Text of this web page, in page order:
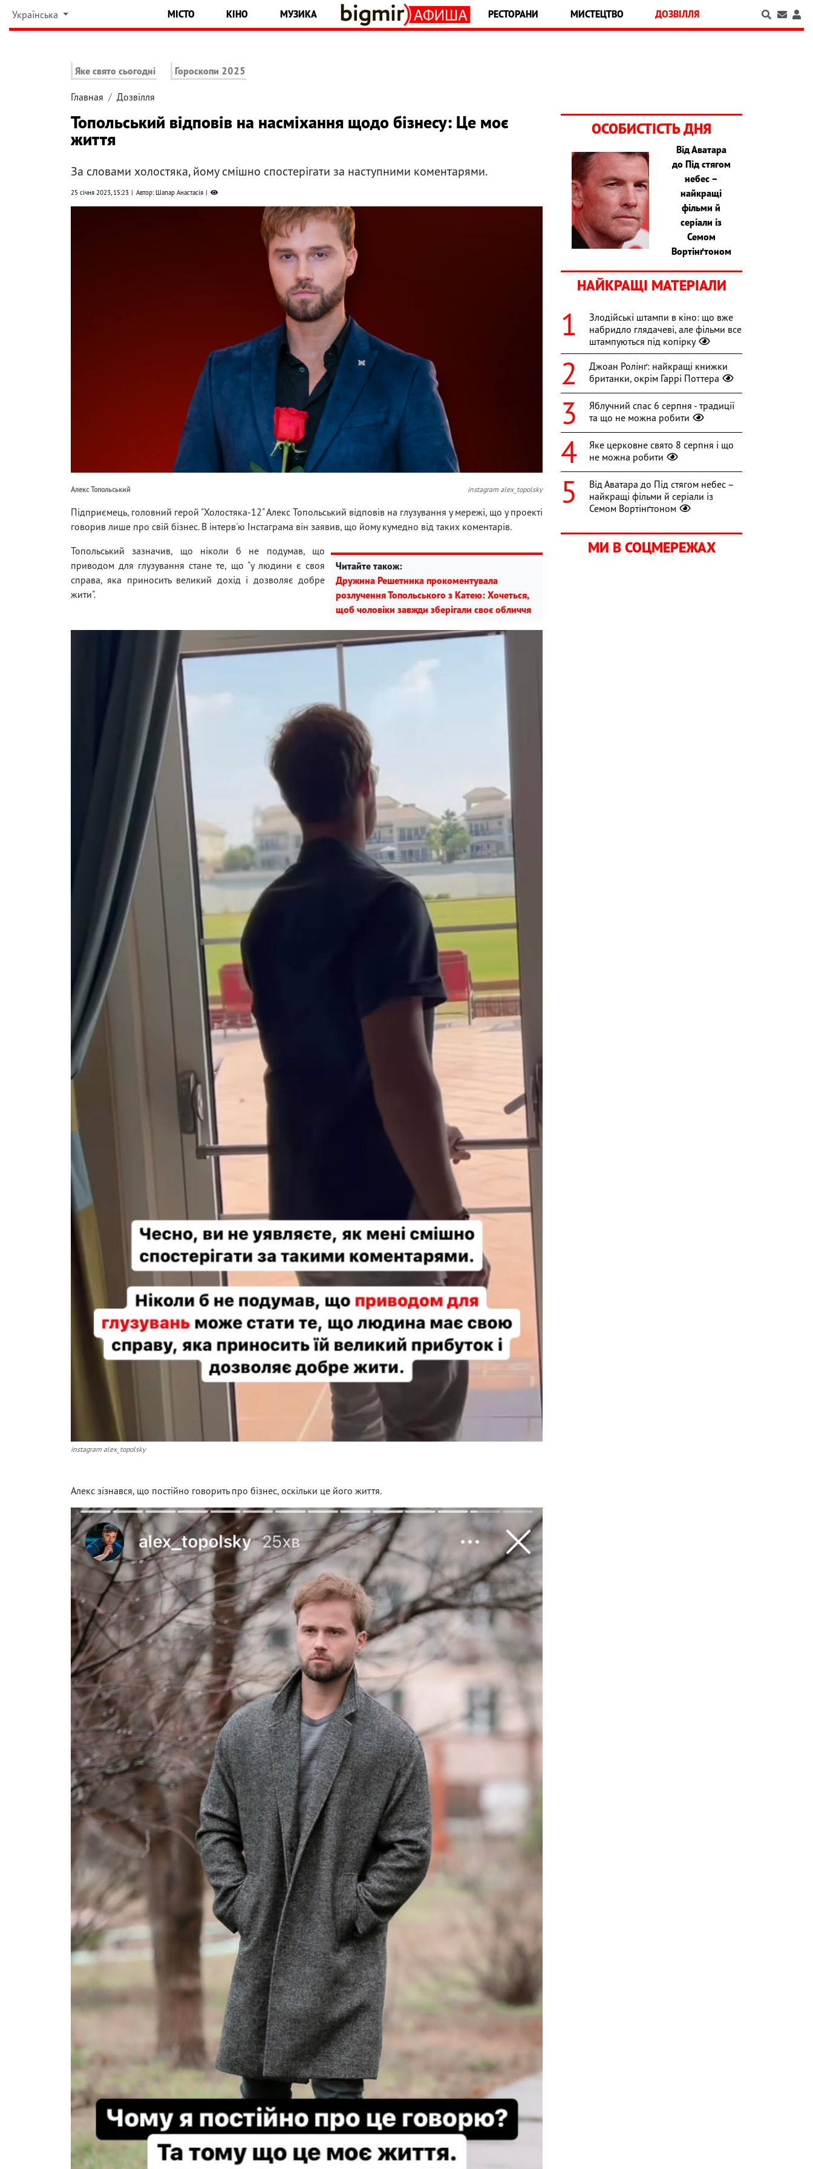
Українська МІСТО КІНО МУЗИКА РЕСТОРАНИ МИСТЕЦТВО ДОЗВІЛЛЯ
Яке свято сьогодні Гороскопи 2025
Главная Дозвілля
Топольський відповів на насміхання щодо бізнесу: Це моє
життя
За словами холостяка, йому смішно спостерігати за наступними коментарями.
25 січня 2023, 15:23 Автор: Шапар Анастасія
Алекс Топольський instagram alex_topolsky
Підприємець, головний герой "Холостяка-12" Алекс Топольський відповів на глузування у мережі, що у проекті
говорив лише про свій бізнес. В інтерв'ю Інстаграма він заявив, що йому кумедно від таких коментарів.
Читайте також:
Дружина Решетника прокоментувала
розлучення Топольського з Катею: Хочеться,
щоб чоловіки завжди зберігали своє обличчя
Топольський зазначив, що ніколи б не подумав, що
приводом для глузування стане те, що "у людини є своя
справа, яка приносить великий дохід і дозволяє добре
жити".
instagram alex_topolsky
Алекс зізнався, що постійно говорить про бізнес, оскільки це його життя.
ОСОБИСТІСТЬ ДНЯ
Від Аватара
до Під стягом
небес –
найкращі
фільми й
серіали із
Семом
Вортінґтоном
НАЙКРАЩІ МАТЕРІАЛИ
Злодійські штампи в кіно: що вже
набридло глядачеві, але фільми все
штампуються під копірку
Джоан Ролінґ: найкращі книжки
британки, окрім Гаррі Поттера
Яблучний спас 6 серпня - традиції
та що не можна робити
Яке церковне свято 8 серпня і що
не можна робити
Від Аватара до Під стягом небес –
найкращі фільми й серіали із
Семом Вортінґтоном
МИ В СОЦМЕРЕЖАХ